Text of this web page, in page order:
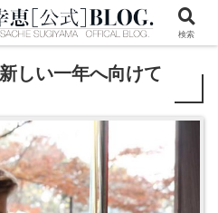
しい一年へ向けて
検索